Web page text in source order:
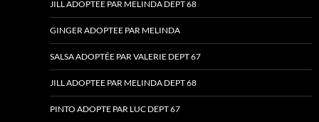
JILL ADOPTEE PAR MELINDA DEPT 68
GINGER ADOPTEE PAR MELINDA
SALSA ADOPTÉE PAR VALERIE DEPT 67
JILL ADOPTEE PAR MELINDA DEPT 68
PINTO ADOPTE PAR LUC DEPT 67